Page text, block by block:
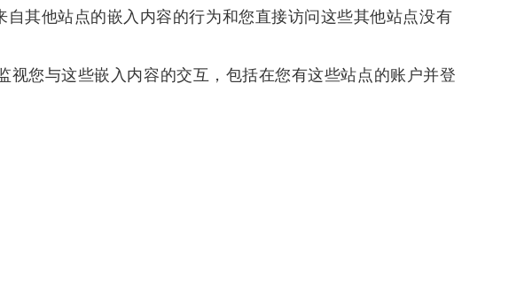
其他站点的嵌入内容的行为和您直接访问这些其他站点没有
您与这些嵌入内容的交互，包括在您有这些站点的账户并登